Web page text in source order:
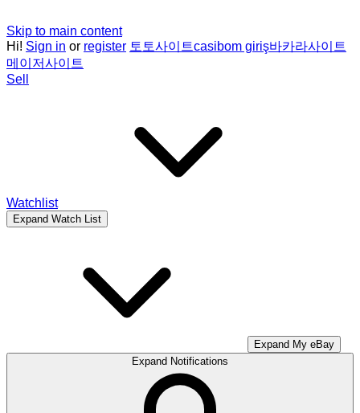
Skip to main content
Hi! Sign in or register 토토사이트casibom giriş바카라사이트
메이저사이트
Sell
Watchlist
Expand Watch List
Expand My eBay
Expand Notifications